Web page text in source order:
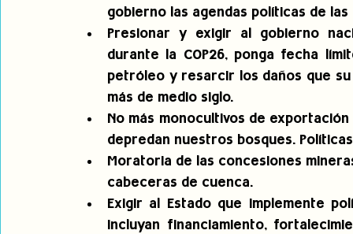
gobierno las agendas políticas de
Presionar y exigir al gobierno
durante la COP26, ponga fecha
petróleo y resarcir los daños que
más de medio siglo.
No más monocultivos de
depredan nuestros bosques.
Moratoria de las concesiones
cabeceras de cuenca.
Exigir al Estado que Implemente
incluyan financiamiento,